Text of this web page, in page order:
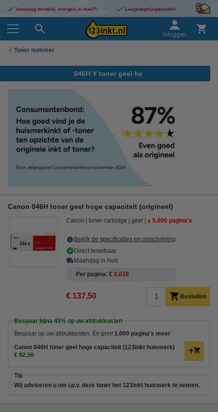
Vandaag besteld, morgen in huis!* Laagsteprijsgarantie!
Inloggen
Toner nummer
046H Y toner geel hc
Canon 046H toner geel hoge capaciteit (origineel)
Canon toner cartridge geel ± 5.000 pagina's
Bekijk de specificaties en omschrijving
Direct leverbaar
Maandag in huis
Per pagina € 0,028
€ 137,50 Bestellen
Bespaar bijna 45% op uw afdrukkosten
Bespaar op uw afdrukkosten. Én print 1.000 pagina's meer.
Canon 046H toner geel hoge capaciteit (123inkt huismerk)
€ 92,50
Tip
Wij adviseren u om i.p.v. deze toner het 123inkt huismerk te nemen.